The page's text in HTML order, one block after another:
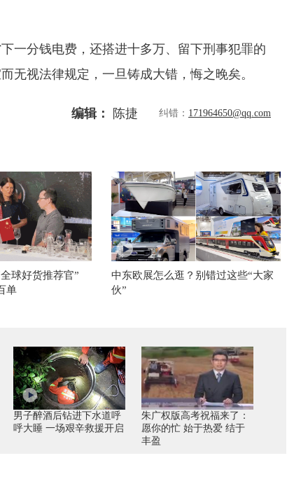
分钱电费，还搭进十多万、留下刑事犯罪的
无视法律规定，一旦铸成大错，悔之晚矣。
编辑： 陈捷 纠错： 171964650@qq.com
球好货推荐官”
单
中东欧展怎么逛？别错过这些“大家
伙”
男子醉酒后钻进下水道呼
呼大睡 一场艰辛救援开启
朱广权版高考祝福来了：
愿你的忙 始于热爱 结于
丰盈